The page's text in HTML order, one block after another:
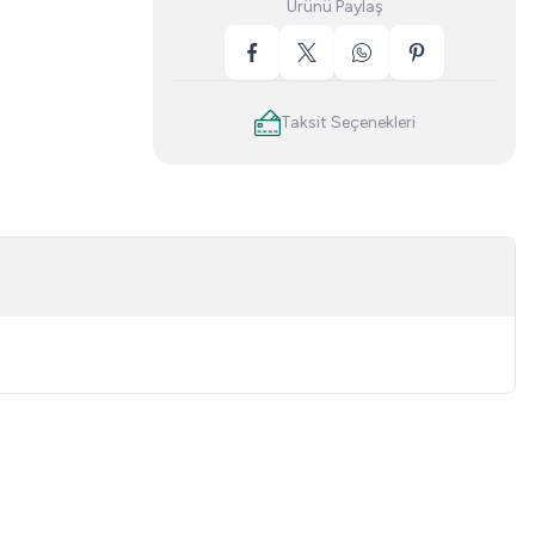
Ürünü Paylaş
Taksit Seçenekleri